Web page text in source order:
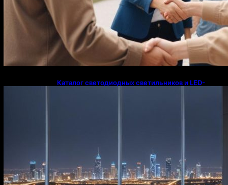
Каталог светодиодных светильников и LED-